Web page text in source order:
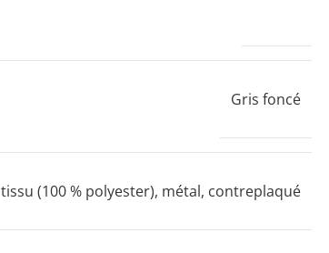
Gris foncé
tissu (100 % polyester), métal, contreplaqué